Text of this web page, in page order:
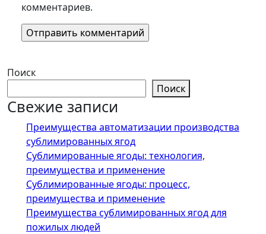
комментариев.
Поиск
Поиск
Свежие записи
Преимущества автоматизации производства
сублимированных ягод
Сублимированные ягоды: технология,
преимущества и применение
Сублимированные ягоды: процесс,
преимущества и применение
Преимущества сублимированных ягод для
пожилых людей